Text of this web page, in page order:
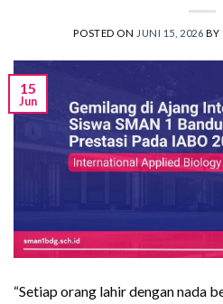
POSTED ON JUNI 15, 2026 BY
15
Jun
“Setiap orang lahir dengan nada